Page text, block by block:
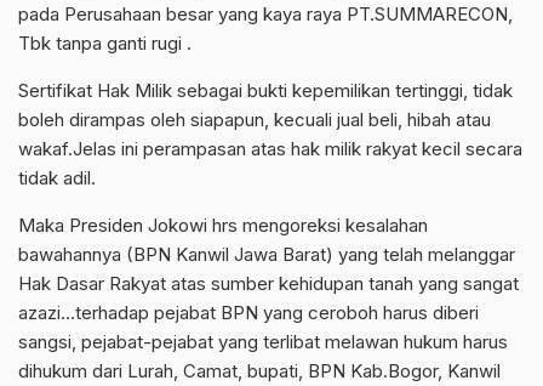
pada Perusahaan besar yang kaya raya PT.SUMMARECON,
Tbk tanpa ganti rugi .
Sertifikat Hak Milik sebagai bukti kepemilikan tertinggi, tidak
boleh dirampas oleh siapapun, kecuali jual beli, hibah atau
wakaf.Jelas ini perampasan atas hak milik rakyat kecil secara
tidak adil.
Maka Presiden Jokowi hrs mengoreksi kesalahan
bawahannya (BPN Kanwil Jawa Barat) yang telah melanggar
Hak Dasar Rakyat atas sumber kehidupan tanah yang sangat
azazi…terhadap pejabat BPN yang ceroboh harus diberi
sangsi, pejabat-pejabat yang terlibat melawan hukum harus
dihukum dari Lurah, Camat, bupati, BPN Kab.Bogor, Kanwil